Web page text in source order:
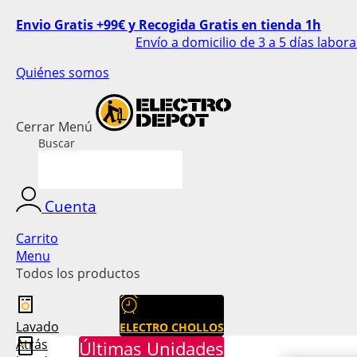
Envio Gratis +99€ y Recogida Gratis en tienda 1h
Envío a domicilio de 3 a 5 días
Quiénes somos
Cerrar Menú
Buscar
Cuenta
Carrito
Menu
Todos los productos
ELECTRO CHOLLOS
Últimas Unidades
Lavado
Atrás